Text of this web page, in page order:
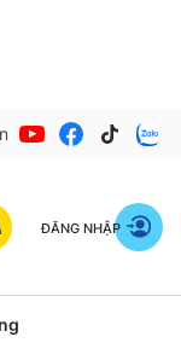
ĐĂNG NHẬP